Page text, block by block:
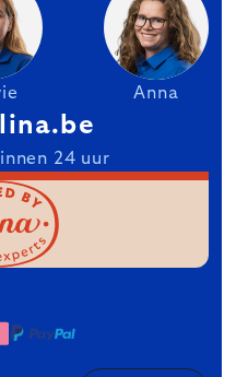
Anna
24 uur